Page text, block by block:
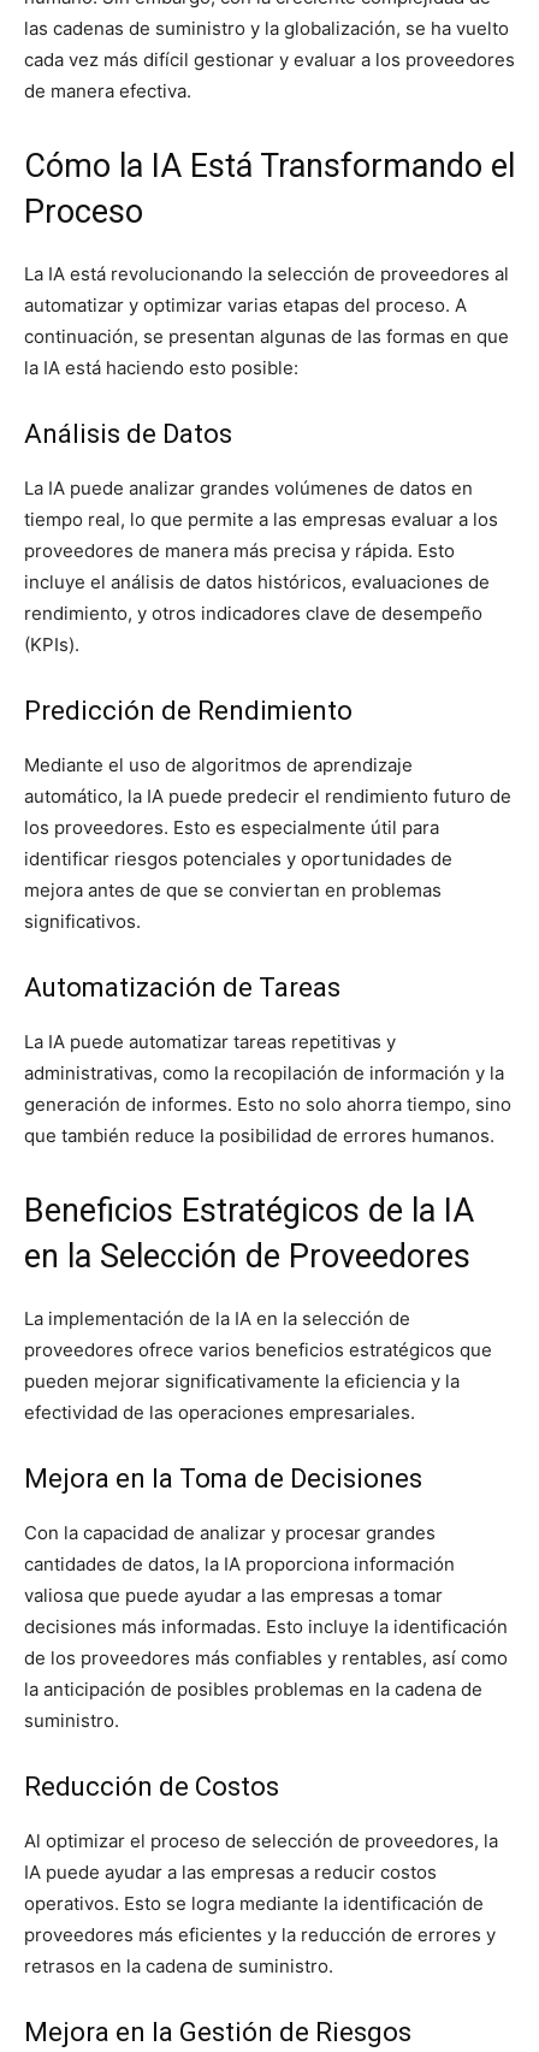
las cadenas de suministro y la globalización, se ha vuelto
cada vez más difícil gestionar y evaluar a los proveedores
de manera efectiva.
Cómo la IA Está Transformando el
Proceso
La IA está revolucionando la selección de proveedores al
automatizar y optimizar varias etapas del proceso. A
continuación, se presentan algunas de las formas en que
la IA está haciendo esto posible:
Análisis de Datos
La IA puede analizar grandes volúmenes de datos en
tiempo real, lo que permite a las empresas evaluar a los
proveedores de manera más precisa y rápida. Esto
incluye el análisis de datos históricos, evaluaciones de
rendimiento, y otros indicadores clave de desempeño
(KPIs).
Predicción de Rendimiento
Mediante el uso de algoritmos de aprendizaje
automático, la IA puede predecir el rendimiento futuro de
los proveedores. Esto es especialmente útil para
identificar riesgos potenciales y oportunidades de
mejora antes de que se conviertan en problemas
significativos.
Automatización de Tareas
La IA puede automatizar tareas repetitivas y
administrativas, como la recopilación de información y la
generación de informes. Esto no solo ahorra tiempo, sino
que también reduce la posibilidad de errores humanos.
Beneficios Estratégicos de la IA
en la Selección de Proveedores
La implementación de la IA en la selección de
proveedores ofrece varios beneficios estratégicos que
pueden mejorar significativamente la eficiencia y la
efectividad de las operaciones empresariales.
Mejora en la Toma de Decisiones
Con la capacidad de analizar y procesar grandes
cantidades de datos, la IA proporciona información
valiosa que puede ayudar a las empresas a tomar
decisiones más informadas. Esto incluye la identificación
de los proveedores más confiables y rentables, así como
la anticipación de posibles problemas en la cadena de
suministro.
Reducción de Costos
Al optimizar el proceso de selección de proveedores, la
IA puede ayudar a las empresas a reducir costos
operativos. Esto se logra mediante la identificación de
proveedores más eficientes y la reducción de errores y
retrasos en la cadena de suministro.
Mejora en la Gestión de Riesgos